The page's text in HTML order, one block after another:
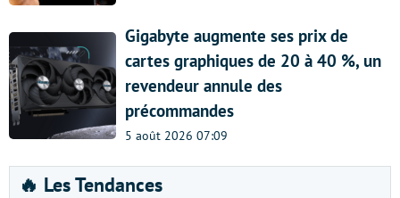
Gigabyte augmente ses prix de
cartes graphiques de 20 à 40 %, un
revendeur annule des
précommandes
5 août 2026 07:09
🔥 Les Tendances